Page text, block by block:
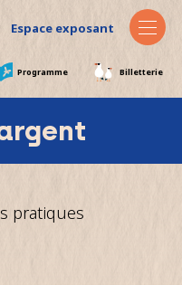
Espace exposant
Programme Billetterie
pratiques